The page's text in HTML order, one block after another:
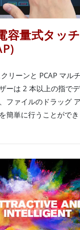
容量式タッ
リーンと PCAP マル
ーは 2 本以上の指で
ファイルのドラッグ
簡単に行うことができ